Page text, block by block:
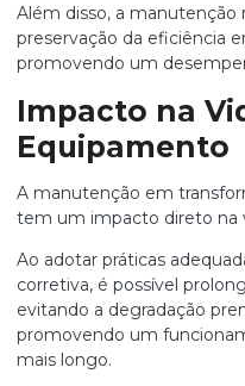
Além disso, a manutenção
preservação da eficiência
promovendo um
Impacto na
Equipamento
A manutenção em
tem um impacto direto na
Ao adotar práticas
corretiva, é possível
evitando a degradação
promovendo um
mais longo.